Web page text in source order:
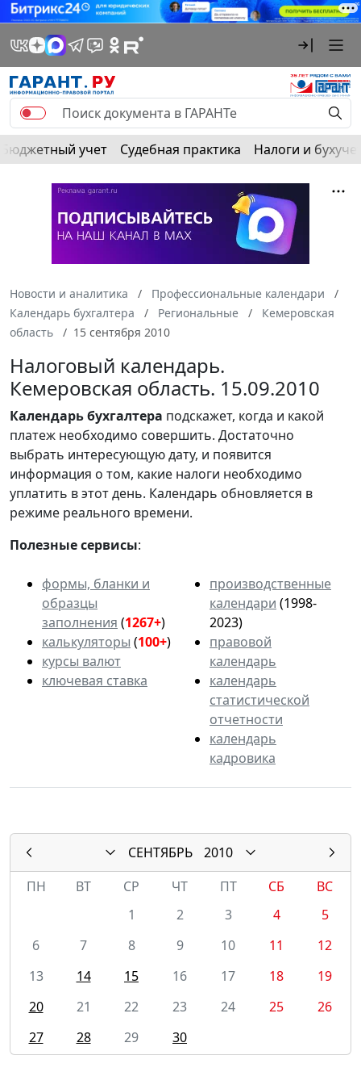
Бюджетный учет Судебная практика Налоги и
Новости и аналитика
Профессиональные календари
Календарь бухгалтера
Региональные
Кемеровская
область
15 сентября 2010
Налоговый календарь.
Кемеровская область. 15.09.2010
Календарьбухгалтера подскажет, когда и какой
платеж необходимо совершить. Достаточно
выбрать интересующую дату, и появится
информация о том, какие налоги необходимо
уплатить в этот день. Календарь обновляется в
режиме реального времени.
Полезные сервисы:
формы, бланки и
образцы
заполнения (1267+)
калькуляторы (100+)
курсы валют
ключевая ставка
производственные
календари (1998-
2023)
правовой
календарь
календарь
статистической
отчетности
календарь
кадровика
СЕНТЯБРЬ
2010
ПН
ВТ СР ЧТ ПТ СБ
ВС
1
2 3 4
5
6
7 8 9 10 11
12
13
14 15 16 17 18
19
20
21 22 23 24 25
26
27
28 29 30